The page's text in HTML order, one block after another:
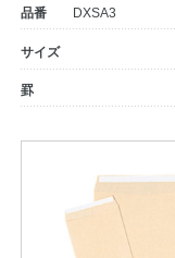
品番 DXSA3
サイズ
罫